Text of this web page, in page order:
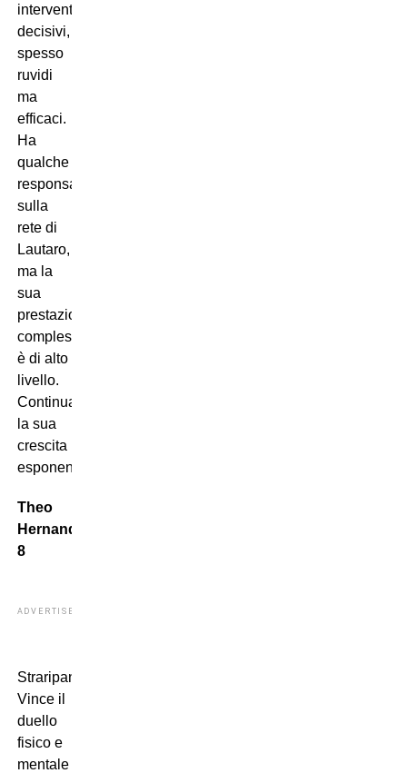
interventi
decisivi,
spesso
ruvidi
ma
efficaci.
Ha
qualche
responsabilità
sulla
rete di
Lautaro,
ma la
sua
prestazione
complessiva
è di alto
livello.
Continua
la sua
crescita
esponenziale.
Theo
Hernandez
8
ADVERTISEMENT
Straripante.
Vince il
duello
fisico e
mentale